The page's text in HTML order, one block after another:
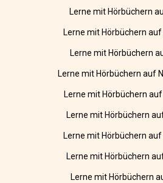
Lerne mit Hörbüchern
Lerne mit Hörbüchern
Lerne mit Hörbüchern
Lerne mit Hörbüchern auf
Lerne mit Hörbüchern
Lerne mit Hörbüchern
Lerne mit Hörbüchern
Lerne mit Hörbüchern
Lerne mit Hörbüchern